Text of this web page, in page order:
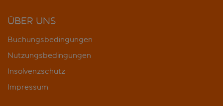
ÜBER UNS
Buchungsbedingungen
Nutzungsbedingungen
Insolvenzschutz
Impressum